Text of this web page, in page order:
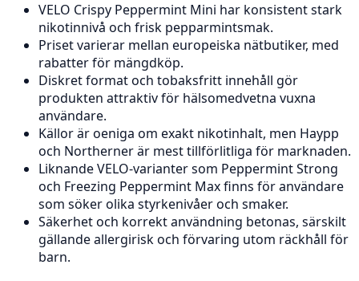
VELO Crispy Peppermint Mini har konsistent stark
nikotinnivå och frisk pepparmintsmak.
Priset varierar mellan europeiska nätbutiker, med
rabatter för mängdköp.
Diskret format och tobaksfritt innehåll gör
produkten attraktiv för hälsomedvetna vuxna
användare.
Källor är oeniga om exakt nikotinhalt, men Haypp
och Northerner är mest tillförlitliga för marknaden.
Liknande VELO-varianter som Peppermint Strong
och Freezing Peppermint Max finns för användare
som söker olika styrkenivåer och smaker.
Säkerhet och korrekt användning betonas, särskilt
gällande allergirisk och förvaring utom räckhåll för
barn.